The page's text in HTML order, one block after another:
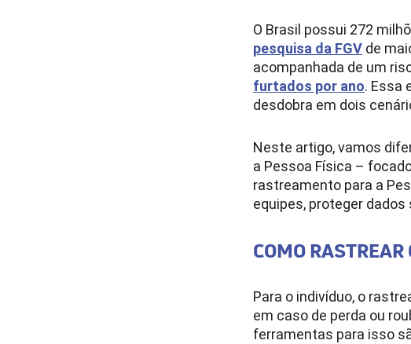
O Brasil possui 272
pesquisa da FGV de
acompanhada de um
furtados por ano. Essa
desdobra em dois
Neste artigo, vamos
a Pessoa Física –
rastreamento para a
equipes, proteger
COMO
Para o indivíduo, o
em caso de perda ou
ferramentas para isso